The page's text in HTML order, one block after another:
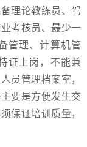
理论教练员、驾
考核员、最少一
管理、计算机管
证上岗，不能兼
员管理档案室，
要是方便发生交
保证培训质量，